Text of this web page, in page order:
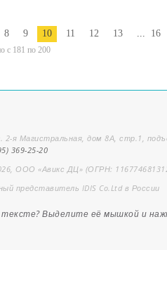
8 9 10 11 12 13 ... 16
с 181 по 200
2-я Магистральная, дом 8А, стр.1,
369-25-20
ООО «Авикс ДЦ» (ОГРН:
представитель IDIS Co.Ltd в России
тексте? Выделите её мышкой и